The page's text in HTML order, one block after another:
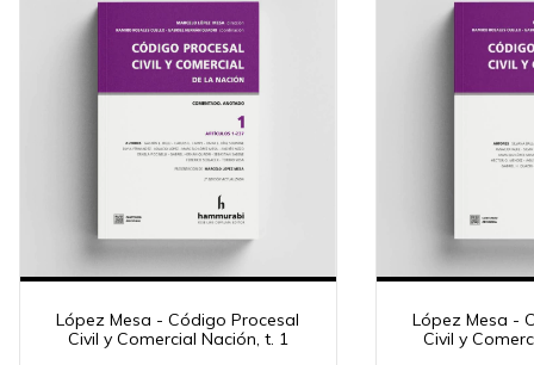
López Mesa - Código Procesal
Civil y Comercial Nación, t. 1
López Mesa -
Civil y